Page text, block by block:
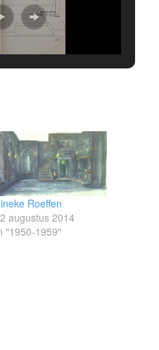
Roeffen
augustus 2014
"1950-1959"